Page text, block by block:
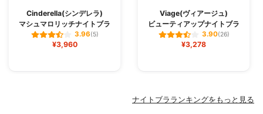
Cinderella(シンデレラ)
マシュマロリッチナイトブラ
3.96(5)
¥3,960
Viage(ヴィアージュ)
ビューティアップナイトブラ
3.90(26)
¥3,278
ナイトブラランキングをもっと見る